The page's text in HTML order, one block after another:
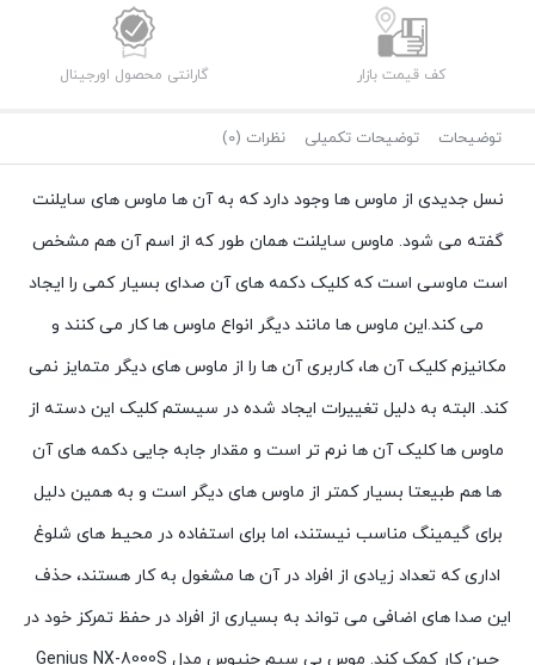
کف قیمت بازار گارانتی محصول اورجینال
توضیحات توضیحات تکمیلی نظرات (0)
نسل جدیدی از ماوس ها وجود دارد که به آن ها ماوس های سایلنت
گفته می شود. ماوس سایلنت همان طور که از اسم آن هم مشخص
است ماوسی است که کلیک دکمه‌ های آن صدای بسیار کمی را ایجاد
می‌ کند.این ماوس‌ ها مانند دیگر انواع ماوس ها کار می‌ کنند و
مکانیزم کلیک آن‌ ها، کاربری آن‌ ها را از ماوس‌ های دیگر متمایز نمی
‌کند. البته به دلیل تغییرات ایجاد شده در سیستم کلیک این دسته از
ماوس‌ ها کلیک آن‌ ها نرم‌ تر است و مقدار جابه‌ جایی دکمه‌ های آن‌
ها هم طبیعتا بسیار کمتر از ماوس‌ های دیگر است و به همین دلیل
برای گیمینگ مناسب نیستند، اما برای استفاده در محیط‌ های شلوغ
اداری که تعداد زیادی از افراد در آن‌ ها مشغول به کار هستند، حذف
این صدا های اضافی می‌ تواند به بسیاری از افراد در حفظ تمرکز خود در
حین کار کمک کند. موس بی سیم جنیوس مدل Genius NX-8000S